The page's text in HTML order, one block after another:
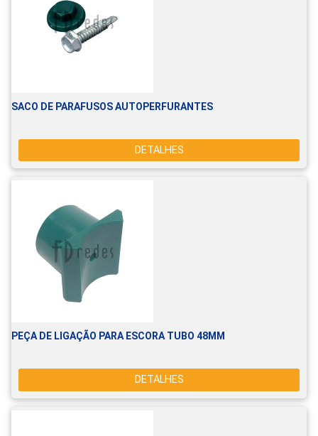
SACO DE PARAFUSOS AUTOPERFURANTES
DETALHES
PEÇA DE LIGAÇÃO PARA ESCORA TUBO 48MM
DETALHES